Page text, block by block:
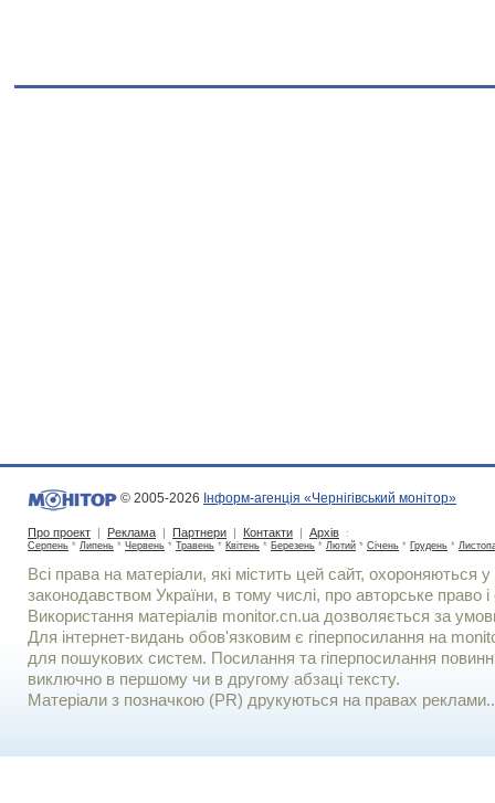
© 2005-2026 Інформ-агенція «Чернігівський монітор»
Про проект | Реклама | Партнери | Контакти | Архів :
Серпень * Липень * Червень * Травень * Квітень * Березень * Лютий * Січень * Грудень *
Всі права на матеріали, які містить цей сайт, охороняються у
законодавством України, в тому числі, про авторське право і
Використання матерiалiв monitor.cn.ua дозволяється за
Для iнтернет-видань обов'язковим є гiперпосилання на
для пошукових систем. Посилання та гіперпосилання
виключно в першому чи в другому абзаці тексту.
Матеріали з позначкою (PR) друкуються на правах реклами..